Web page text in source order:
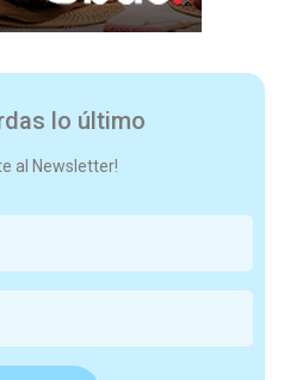
lo último
al Newsletter!